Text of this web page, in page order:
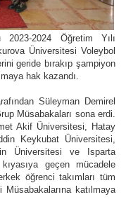
2024 Öğretim Yılı
Üniversitesi Voleybol
geride bırakıp şampiyon
hak kazandı.
Süleyman Demirel
Müsabakaları sona erdi.
Akif Üniversitesi, Hatay
Keykubat Üniversitesi,
Üniversitesi ve Isparta
geçen mücadele
öğrenci takımları tüm
katılmaya